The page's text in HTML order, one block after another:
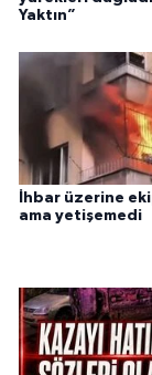
Yaktın”
İhbar üzerine
ama yetişemedi